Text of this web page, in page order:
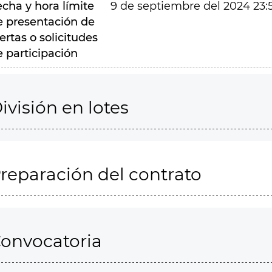
y hora límite
presentación de
o solicitudes
participación
9 de septiembre del 2024
en lotes
del contrato